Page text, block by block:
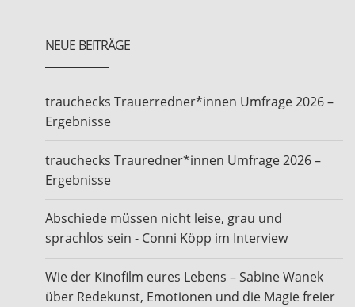
NEUE BEITRÄGE
trauchecks Trauerredner*innen Umfrage 2026 –
Ergebnisse
trauchecks Trauredner*innen Umfrage 2026 –
Ergebnisse
Abschiede müssen nicht leise, grau und
sprachlos sein - Conni Köpp im Interview
Wie der Kinofilm eures Lebens – Sabine Wanek
über Redekunst, Emotionen und die Magie freier